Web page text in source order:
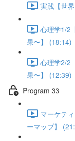
実践【世
心理学1/2
果〜】 (18:14)
心理学2/2
果〜】 (12:39)
Program 33
マーケテ
ーマップ】